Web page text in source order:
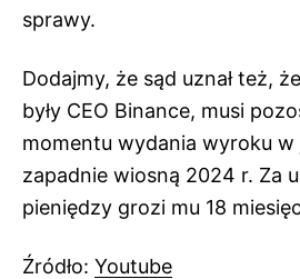
sprawy.
Dodajmy, że sąd uznał też,
były CEO Binance, musi
momentu wydania wyroku w
zapadnie wiosną 2024 r. Za
pieniędzy grozi mu 18
Źródło: Youtube